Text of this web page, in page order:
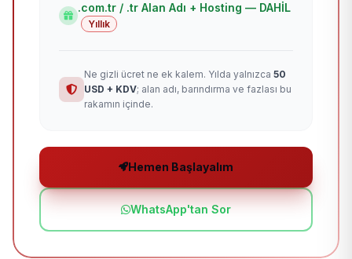
.com.tr / .tr Alan Adı + Hosting — DAHİL
Yıllık
Ne gizli ücret ne ek kalem. Yılda yalnızca 50
USD + KDV; alan adı, barındırma ve fazlası bu
rakamın içinde.
Hemen Başlayalım
WhatsApp'tan Sor